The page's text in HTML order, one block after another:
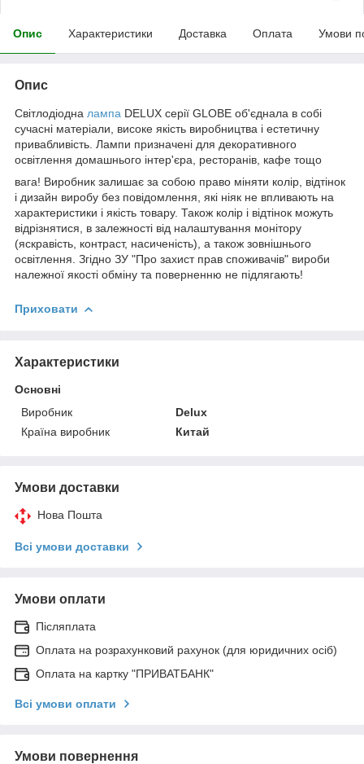
Опис Характеристики Доставка Оплата Умови
Опис
Світлодіодна лампа DELUX серії GLOBE об'єднала в собі
сучасні матеріали, високe якість виробництва і естетичну
привабливість. Лампи призначені для декоративного
освітлення домашнього інтер'єра, ресторанів, кафе тощо
вага! Виробник залишає за собою право міняти колір, відтінок
і дизайн виробу без повідомлення, які ніяк не впливають на
характеристики і якість товару. Також колір і відтінок можуть
відрізнятися, в залежності від налаштування монітору
(яскравість, контраст, насиченість), а також зовнішнього
освітлення. Згідно ЗУ "Про захист прав споживачів" вироби
належної якості обміну та поверненню не підлягають!
Приховати
Характеристики
Основні
Виробник
Delux
Країна виробник
Китай
Умови доставки
Нова Пошта
Всі умови доставки
Умови оплати
Післяплата
Оплата на розрахунковий рахунок (для юридичних осіб)
Оплата на картку "ПРИВАТБАНК"
Всі умови оплати
Умови повернення